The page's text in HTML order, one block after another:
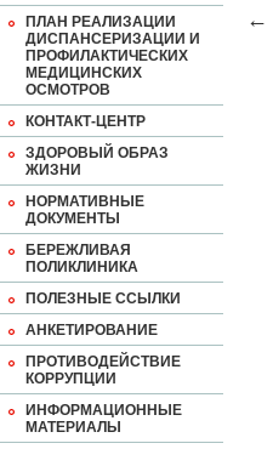
ПЛАН РЕАЛИЗАЦИИ
ДИСПАНСЕРИЗАЦИИ И
ПРОФИЛАКТИЧЕСКИХ
МЕДИЦИНСКИХ
ОСМОТРОВ
КОНТАКТ-ЦЕНТР
ЗДОРОВЫЙ ОБРАЗ
ЖИЗНИ
НОРМАТИВНЫЕ
ДОКУМЕНТЫ
БЕРЕЖЛИВАЯ
ПОЛИКЛИНИКА
ПОЛЕЗНЫЕ ССЫЛКИ
АНКЕТИРОВАНИЕ
ПРОТИВОДЕЙСТВИЕ
КОРРУПЦИИ
ИНФОРМАЦИОННЫЕ
МАТЕРИАЛЫ
←